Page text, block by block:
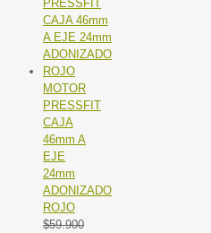
MOTOR
PRESSFIT
CAJA
46mm A
EJE
24mm
ADONIZADO
ROJO
$59.900